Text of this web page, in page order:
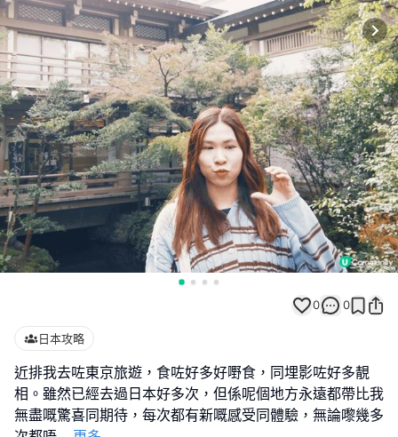
0 0
日本攻略
近排我去咗東京旅遊，食咗好多好嘢食，同埋影咗好多靚
相。雖然已經去過日本好多次，但係呢個地方永遠都帶比我
無盡嘅驚喜同期待，每次都有新嘅感受同體驗，無論嚟幾多